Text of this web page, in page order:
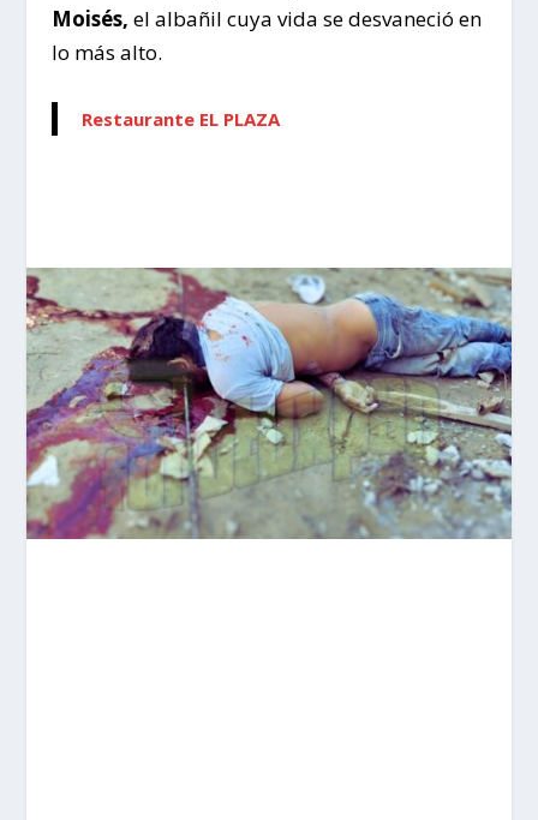
Moisés, el albañil cuya vida se desvaneció en
lo más alto.
Restaurante EL PLAZA